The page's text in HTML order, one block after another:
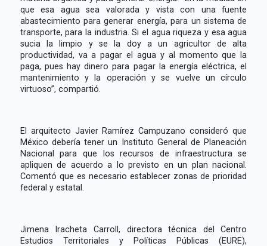
que esa agua sea valorada y vista con una fuente
abastecimiento para generar energía, para un sistema de
transporte, para la industria. Si el agua riqueza y esa agua
sucia la limpio y se la doy a un agricultor de alta
productividad, va a pagar el agua y al momento que la
paga, pues hay dinero para pagar la energía eléctrica, el
mantenimiento y la operación y se vuelve un círculo
virtuoso”, compartió.
El arquitecto Javier Ramírez Campuzano consideró que
México debería tener un Instituto General de Planeación
Nacional para que los recursos de infraestructura se
apliquen de acuerdo a lo previsto en un plan nacional.
Comentó que es necesario establecer zonas de prioridad
federal y estatal.
Jimena Iracheta Carroll, directora técnica del Centro
Estudios Territoriales y Políticas Públicas (EURE),